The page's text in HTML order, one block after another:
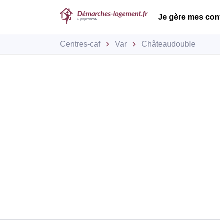
Je gère mes
Centres-caf Var Châteaudouble